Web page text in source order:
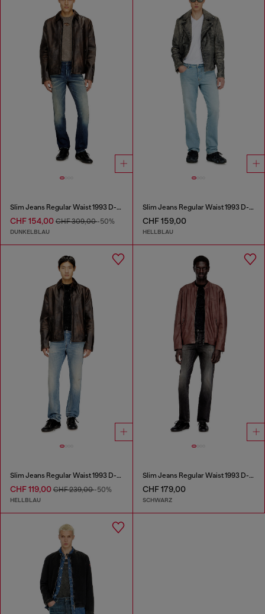
Slim Jeans Regular Waist 1993 D-Vyl
CHF 154,00 CHF 309,00-50%
DUNKELBLAU
Slim Jeans Regular Waist 1993 D-Vyl
CHF 159,00
HELLBLAU
Slim Jeans Regular Waist 1993 D-Vyl
CHF 119,00 CHF 239,00-50%
HELLBLAU
Slim Jeans Regular Waist 1993 D-Vyl
CHF 179,00
SCHWARZ